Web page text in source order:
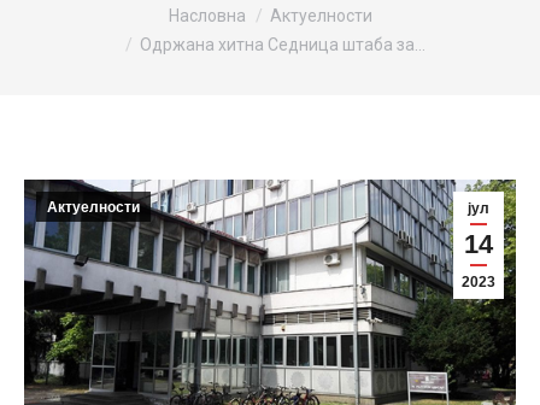
Насловна
Актуелности
Одржана хитна Седница штаба за…
јул
14
2023
Актуелности